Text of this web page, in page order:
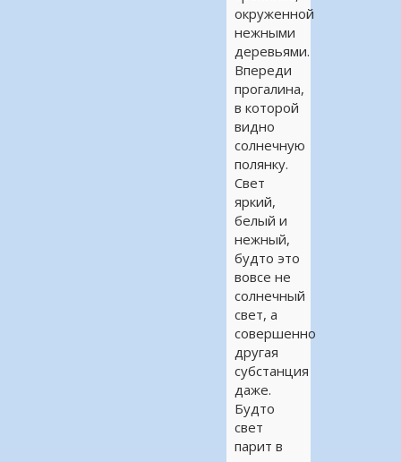
окруженной
нежными
деревьями.
Впереди
прогалина,
в которой
видно
солнечную
полянку.
Свет
яркий,
белый и
нежный,
будто это
вовсе не
солнечный
свет, а
совершенно
другая
субстанция
даже.
Будто
свет
парит в